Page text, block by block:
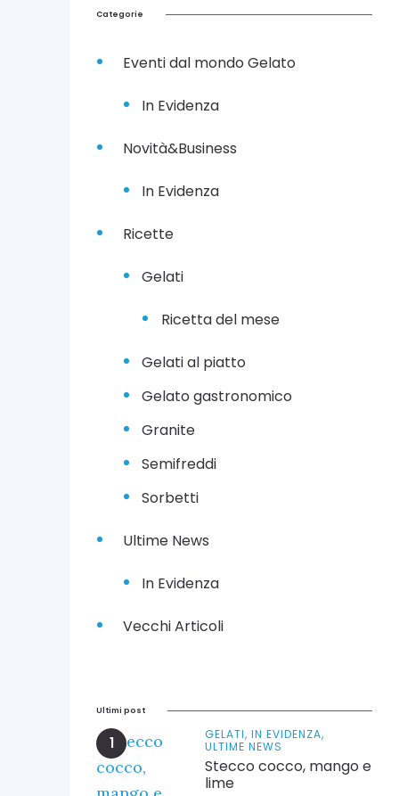
r
s
o
s
2
O
0
2
Categorie
Eventi dal mondo Gelato
In Evidenza
Novità&Business
In Evidenza
Ricette
Gelati
Ricetta del mese
Gelati al piatto
Gelato gastronomico
Granite
Semifreddi
Sorbetti
Ultime News
In Evidenza
Vecchi Articoli
Ultimi post
GELATI, IN EVIDENZA,
ULTIME NEWS
Stecco cocco, mango e
lime